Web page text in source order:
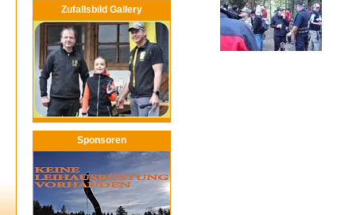
Zufallsbild Gallery
Sponsoren